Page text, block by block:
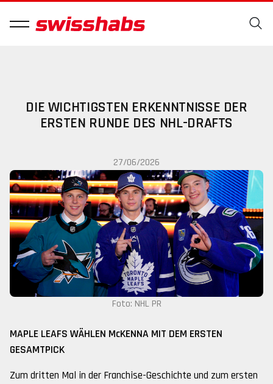
DIE WICHTIGSTEN ERKENNTNISSE DER
ERSTEN RUNDE DES NHL-DRAFTS
27/06/2026
Foto: NHL PR
MAPLE LEAFS WÄHLEN McKENNA MIT DEM ERSTEN
GESAMTPICK
Zum dritten Mal in der Franchise-Geschichte und zum ersten